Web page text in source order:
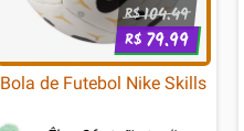
R$104.49
R$ 79.99
Bola de Futebol Nike Skills